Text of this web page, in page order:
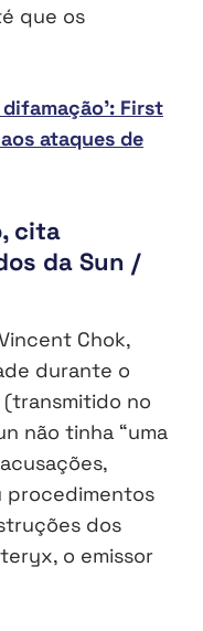
que os
difamação’: First
ataques de
cita
da Sun /
Chok,
durante o
(transmitido no
não tinha “uma
procedimentos
dos
o emissor